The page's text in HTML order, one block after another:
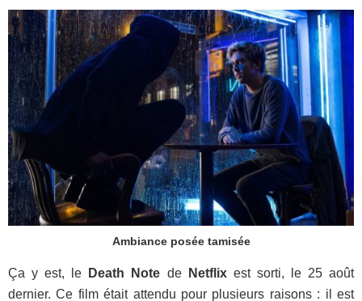
Ambiance posée tamisée
Ça y est, le Death Note de Netflixest sorti, le 25 août
dernier. Ce film était attendu pour plusieurs raisons : il est